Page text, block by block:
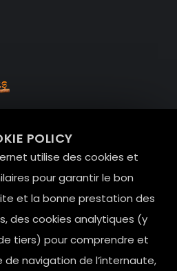
POLICY
utilise des cookies et
pour garantir le bon
et la bonne prestation des
des cookies analytiques (y
tiers) pour comprendre et
de navigation de l’internaute,